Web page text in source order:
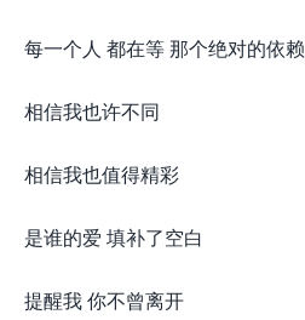
每一个人 都在等 那个绝对的依赖
相信我也许不同
相信我也值得精彩
是谁的爱 填补了空白
提醒我 你不曾离开